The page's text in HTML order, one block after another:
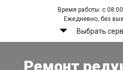
Время работы: с
Ежедневно, без
Выбрать
Ремонт